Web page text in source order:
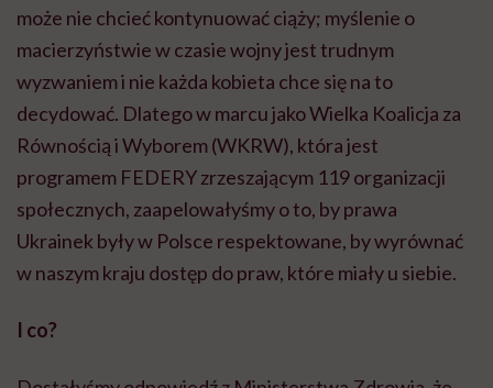
może nie chcieć kontynuować ciąży; myślenie o
macierzyństwie w czasie wojny jest trudnym
wyzwaniem i nie każda kobieta chce się na to
decydować. Dlatego w marcu jako Wielka Koalicja za
Równością i Wyborem (WKRW), która jest
programem FEDERYzrzeszającym 119 organizacji
społecznych, zaapelowałyśmy o to, by prawa
Ukrainek były w Polsce respektowane, by wyrównać
w naszym kraju dostęp do praw, które miały u siebie.
I co?